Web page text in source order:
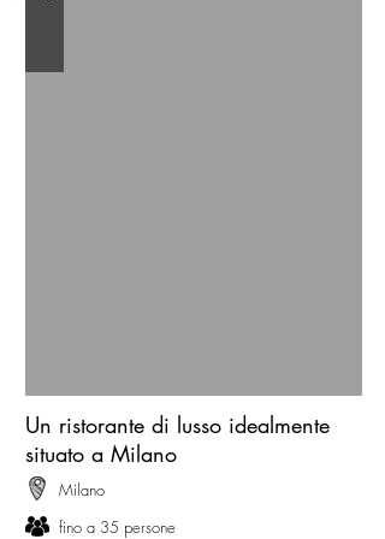
Un ristorante di lusso idealmente
situato a Milano
Milano
fino a 35 persone